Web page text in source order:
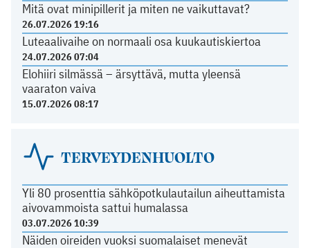
Mitä ovat minipillerit ja miten ne vaikuttavat?
26.07.2026 19:16
Luteaalivaihe on normaali osa kuukautiskiertoa
24.07.2026 07:04
Elohiiri silmässä – ärsyttävä, mutta yleensä
vaaraton vaiva
15.07.2026 08:17
TERVEYDENHUOLTO
Yli 80 prosenttia sähköpotkulautailun aiheuttamista
aivovammoista sattui humalassa
03.07.2026 10:39
Näiden oireiden vuoksi suomalaiset menevät